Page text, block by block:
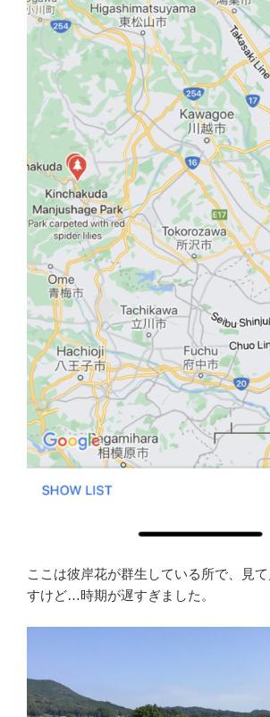
ここは彼岸花が群生している所で、見
すけど…時期が遅すぎました。